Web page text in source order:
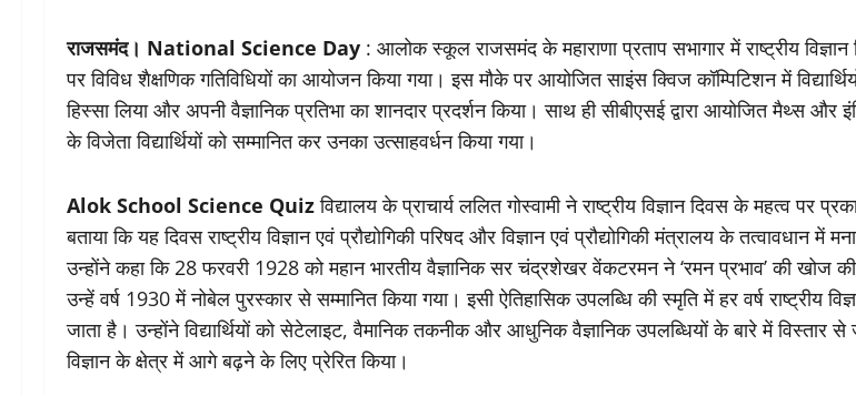
राजसमंद। National Science Day : आलोक स्कूल राजसमंद के महाराणा प्रताप सभागार में राष्ट्रीय
पर विविध शैक्षणिक गतिविधियों का आयोजन किया गया। इस मौके पर आयोजित साइंस क्विज कॉम्पिटिशन में
हिस्सा लिया और अपनी वैज्ञानिक प्रतिभा का शानदार प्रदर्शन किया। साथ ही सीबीएसई द्वारा आयोजित मैथ्स और
के विजेता विद्यार्थियों को सम्मानित कर उनका उत्साहवर्धन किया गया।
Alok School Science Quizविद्यालय के प्राचार्य ललित गोस्वामी ने राष्ट्रीय विज्ञान दिवस के महत्व पर
बताया कि यह दिवस राष्ट्रीय विज्ञान एवं प्रौद्योगिकी परिषद और विज्ञान एवं प्रौद्योगिकी मंत्रालय के तत्वावधान में
उन्होंने कहा कि 28 फरवरी 1928 को महान भारतीय वैज्ञानिक सर चंद्रशेखर वेंकटरमन ने ‘रमन प्रभाव’ की खोज
उन्हें वर्ष 1930 में नोबेल पुरस्कार से सम्मानित किया गया। इसी ऐतिहासिक उपलब्धि की स्मृति में हर वर्ष राष्ट्रीय
जाता है। उन्होंने विद्यार्थियों को सेटेलाइट, वैमानिक तकनीक और आधुनिक वैज्ञानिक उपलब्धियों के बारे में विस्तार से
विज्ञान के क्षेत्र में आगे बढ़ने के लिए प्रेरित किया।